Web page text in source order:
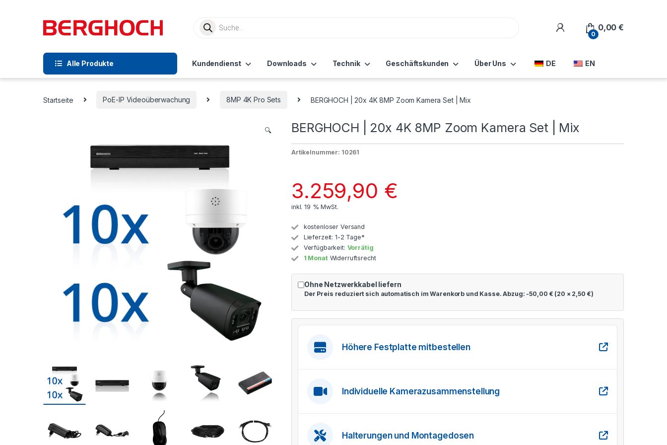
0
0,00€
Alle Produkte Kundendienst Downloads Technik Geschäftskunden Über Uns DE EN
Startseite PoE-IP Videoüberwachung 8MP 4K Pro Sets BERGHOCH | 20x 4K 8MP Zoom Kamera Set | Mix
🔍 BERGHOCH | 20x 4K 8MP Zoom Kamera Set | Mix
Artikelnummer: 10261
3.259,90 €
inkl. 19 % MwSt.
kostenloser Versand
Lieferzeit: 1-2 Tage*
Verfügbarkeit: Vorrätig
1 Monat Widerruftsrecht
Ohne Netzwerkkabel liefern
Der Preis reduziert sich automatisch im Warenkorb und Kasse. Abzug: -50,00 € (20 × 2,50 €)
Höhere Festplatte mitbestellen
Individuelle Kamerazusammenstellung
Halterungen und Montagedosen